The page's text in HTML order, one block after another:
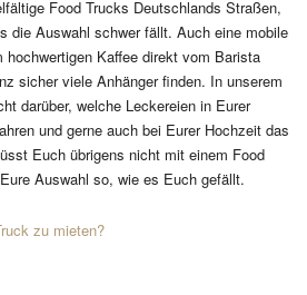
Food Trucks Deutschlands Straßen,
die Auswahl schwer fällt. Auch eine mobile
hochwertigen Kaffee direkt vom Barista
sicher viele Anhänger finden. In unserem
darüber, welche Leckereien in Eurer
und gerne auch bei Eurer Hochzeit das
Euch übrigens nicht mit einem Food
Auswahl so, wie es Euch gefällt.
zu mieten?